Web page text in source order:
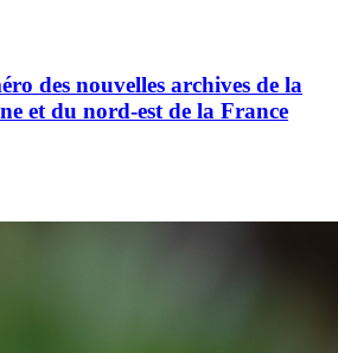
des nouvelles archives de la
et du nord-est de la France